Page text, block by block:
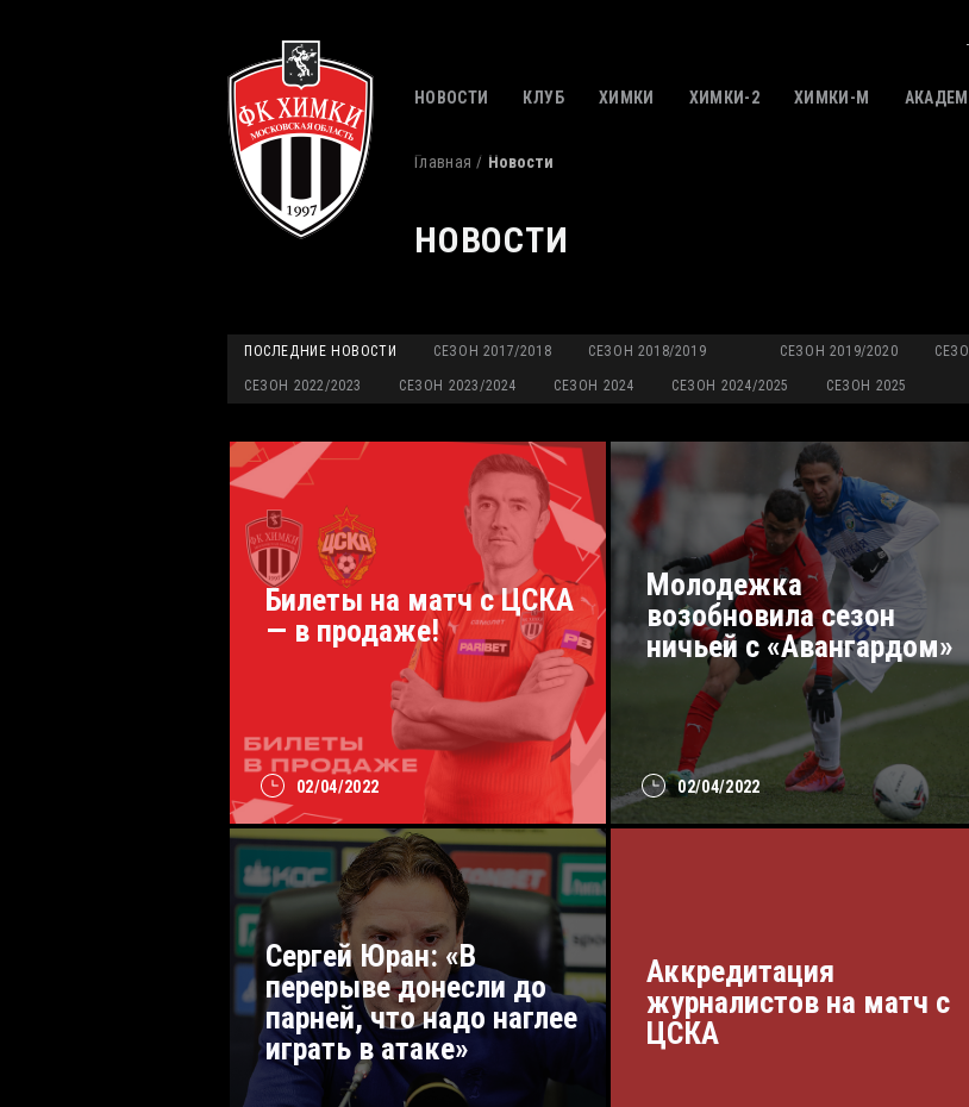
НОВОСТИ КЛУБ ХИМКИ ХИМКИ-2 ХИМКИ-M
Главная Новости
НОВОСТИ
ПОСЛЕДНИЕ НОВОСТИ СЕЗОН 2017/2018 СЕЗОН 2018/2019 СЕЗОН 2019/2020
СЕЗОН 2022/2023 СЕЗОН 2023/2024 СЕЗОН 2024 СЕЗОН 2024/2025 СЕЗОН 2025
02/04/2022
Билеты на матч с ЦСКА
— в продаже!
02/04/2022
Молодежка
возобновила сезон
ничьей с «Авангардом»
Сергей Юран: «В
перерыве донесли до
парней, что надо наглее
играть в атаке»
Аккредитация
журналистов на матч с
ЦСКА